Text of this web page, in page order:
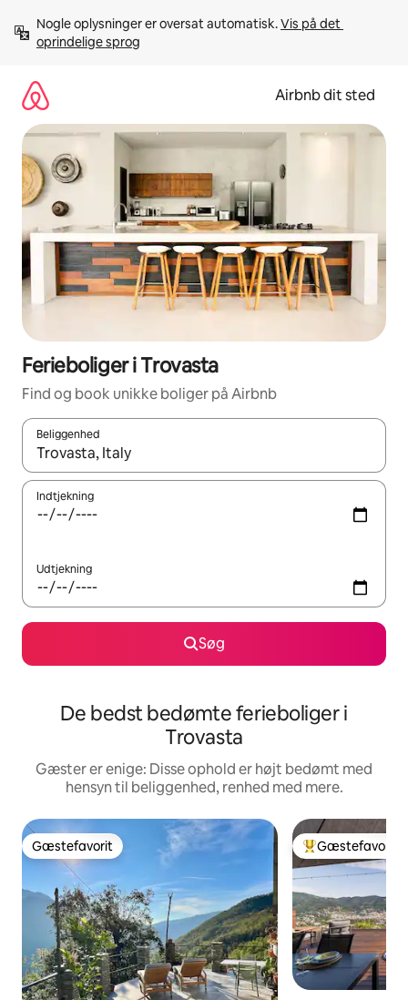
videre
Nogle oplysninger er oversat automatisk. Vis på det
oprindelige sprog
Airbnb dit sted
Ferieboliger i Trovasta
Find og book unikke boliger på Airbnb
Beliggenhed
Når resultaterne er tilgængelige, skal du navigere med
Indtjekning
Udtjekning
Søg
De bedst bedømte ferieboliger i
Trovasta
Gæster er enige: Disse ophold er højt bedømt med
hensyn til beliggenhed, renhed med mere.
Gæstefavorit
Gæstefavorit Bedste
Gæstefavorit